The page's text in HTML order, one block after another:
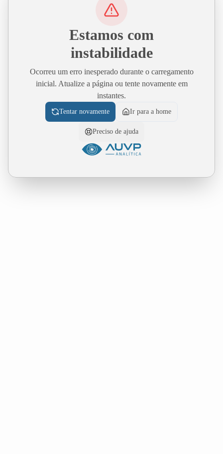
Estamos com
instabilidade
Ocorreu um erro inesperado durante o carregamento
inicial. Atualize a página ou tente novamente em
instantes.
Tentar novamente Ir para a home
Preciso de ajuda